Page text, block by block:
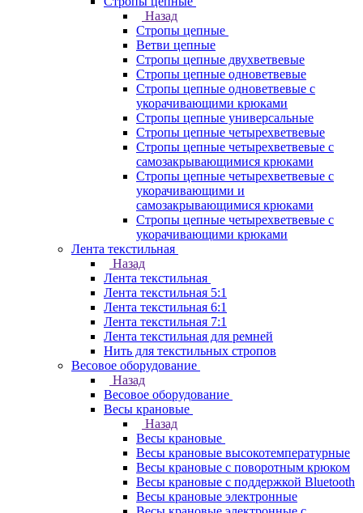
Назад
Стропы цепные
Ветви цепные
Стропы цепные двухветвевые
Стропы цепные одноветвевые
Стропы цепные одноветвевые с
укорачивающими крюками
Стропы цепные универсальные
Стропы цепные четырехветвевые
Стропы цепные четырехветвевые с
самозакрывающимися крюками
Стропы цепные четырехветвевые с
укорачивающими и
самозакрывающимися крюками
Стропы цепные четырехветвевые с
укорачивающими крюками
Лента текстильная
Назад
Лента текстильная
Лента текстильная 5:1
Лента текстильная 6:1
Лента текстильная 7:1
Лента текстильная для ремней
Нить для текстильных стропов
Весовое оборудование
Назад
Весовое оборудование
Весы крановые
Назад
Весы крановые
Весы крановые высокотемпературные
Весы крановые с поворотным крюком
Весы крановые с поддержкой Bluetooth
Весы крановые электронные